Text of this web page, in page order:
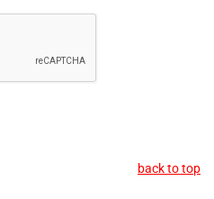
back to top